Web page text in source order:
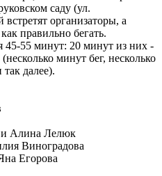
саду (ул.
организаторы, а
правильно бегать.
45-55 минут: 20 минут из них -
минут бег, несколько
далее).
и Алина Лелюк
Виноградова
Егорова